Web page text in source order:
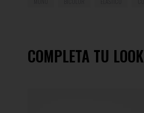
COMPLETA TU LOOK